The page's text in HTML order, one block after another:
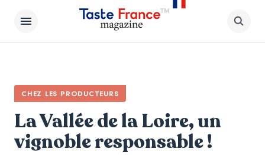
CHEZ LES PRODUCTEURS
La Vallée de la Loire, un
vignoble responsable !